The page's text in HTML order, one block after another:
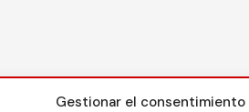
Gestionar el consentimiento
Contacto